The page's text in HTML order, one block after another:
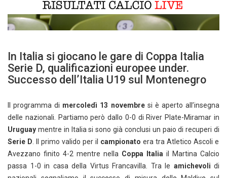
In Italia si giocano le gare di Coppa Italia
Serie D, qualificazioni europee under.
Successo dell’Italia U19 sul Montenegro
Il programma di mercoledì 13 novembresi è aperto all’insegna
delle nazionali. Partiamo però dallo 0-0 di River Plate-Miramar in
Uruguay mentre in Italia si sono già conclusi un paio di recuperi di
Serie D. Il primo valido per il campionato era tra Atletico Ascoli e
Avezzano finito 4-2 mentre nella Coppa Italia il Martina Calcio
passa 1-0 in casa della Virtus Francavilla. Tra le amichevoli di